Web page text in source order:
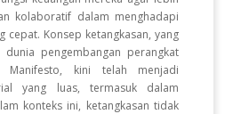
kolaboratif dalam menghadapi
cepat. Konsep ketangkasan, yang
pengembangan perangkat
Manifesto, kini telah menjadi
yang luas, termasuk dalam
konteks ini, ketangkasan tidak